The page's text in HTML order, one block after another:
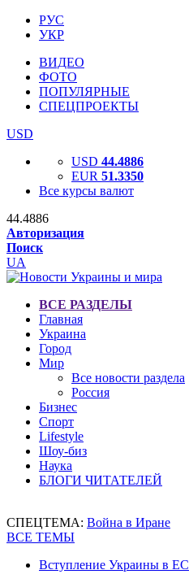
РУС
УКР
ВИДЕО
ФОТО
ПОПУЛЯРНЫЕ
СПЕЦПРОЕКТЫ
USD
USD 44.4886
EUR 51.3350
Все курсы валют
44.4886
Авторизация
Поиск
UA
ВСЕ РАЗДЕЛЫ
Главная
Украина
Город
Мир
Все новости раздела
Россия
Бизнес
Спорт
Lifestyle
Шоу-биз
Наука
БЛОГИ ЧИТАТЕЛЕЙ
СПЕЦТЕМА: Война в Иране
ВСЕ ТЕМЫ
Вступление Украины в ЕС